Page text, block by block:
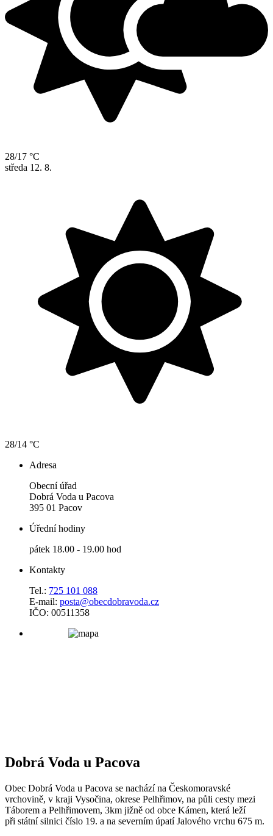
28/17 °C
středa 12. 8.
28/14 °C
Adresa
Obecní úřad
Dobrá Voda u Pacova
395 01 Pacov
Úřední hodiny
pátek 18.00 - 19.00 hod
Kontakty
Tel.: 725 101 088
E-mail: posta@obecdobravoda.cz
IČO: 00511358
Dobrá Voda u Pacova
Obec Dobrá Voda u Pacova se nachází na Českomoravské
vrchovině, v kraji Vysočina, okrese Pelhřimov, na půli cesty mezi
Táborem a Pelhřimovem, 3km jižně od obce Kámen, která leží
při státní silnici číslo 19. a na severním úpatí Jalového vrchu 675 m.